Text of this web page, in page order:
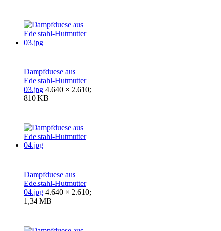
Dampfduese aus
Edelstahl-Hutmutter
03.jpg 4.640 × 2.610;
810 KB
Dampfduese aus
Edelstahl-Hutmutter
04.jpg 4.640 × 2.610;
1,34 MB